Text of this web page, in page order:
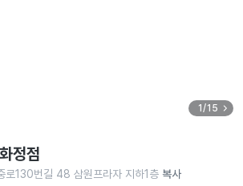
1/15
정점
로130번길 48 삼원프라자 지하1층 복사